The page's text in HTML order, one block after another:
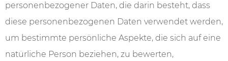
personenbezogener Daten, die darin besteht, dass
diese personenbezogenen Daten verwendet werden,
um bestimmte persönliche Aspekte, die sich auf eine
natürliche Person beziehen, zu bewerten,